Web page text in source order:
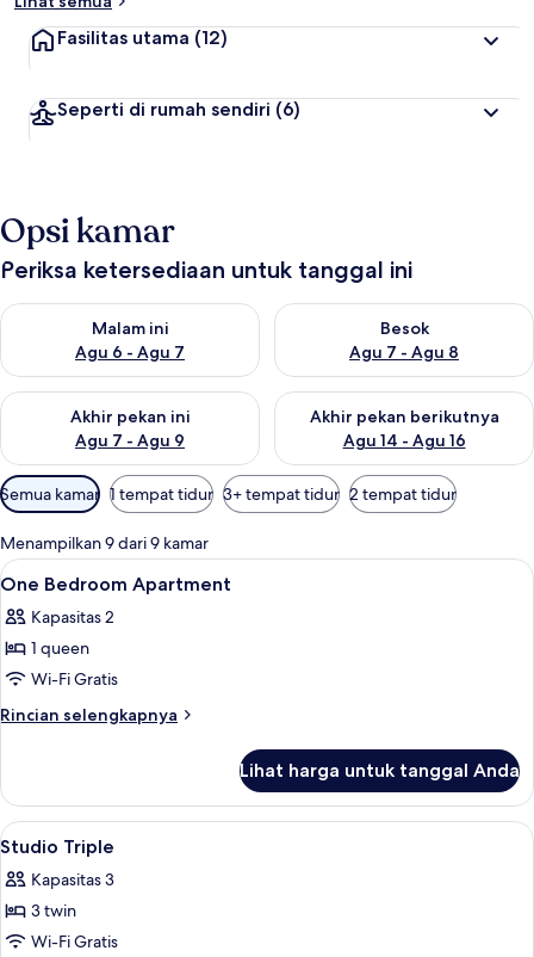
Fasilitas utama (12)
Seperti di rumah sendiri (6)
Opsi kamar
Periksa ketersediaan untuk tanggal ini
Malam ini
Agu 6 - Agu 7
Periksa ketersediaan untuk malam ini Agu 6 - Agu 7
Besok
Agu 7 - Agu 8
Periksa ketersediaan untuk
Akhir pekan ini
Agu 7 - Agu 9
Periksa ketersediaan untuk akhir pekan ini Agu 7 - Agu 9
Akhir pekan berikutnya
Agu 14 - Agu 16
Periksa ketersediaan untuk
Filter
tersedia
untuk
kamar
Semua kamar 1 tempat tidur 3+ tempat tidur 2 tempat tidur
Menampilkan 9 dari 9 kamar
Lihat
semua
foto
untuk
One
Bedroom
Meja kerja, kedap suara, dan setrika/
5
One Bedroom Apartment
Kapasitas 2
1 queen
Wi-Fi Gratis
Rincian selengkapnya
Rincian
One
Bedroom
Apartment
Lihat harga untuk tanggal Anda
Lihat
semua
foto
untuk
Studio
Meja kerja, kedap suara, dan setrika/
1
Studio Triple
Kapasitas 3
3 twin
Wi-Fi Gratis